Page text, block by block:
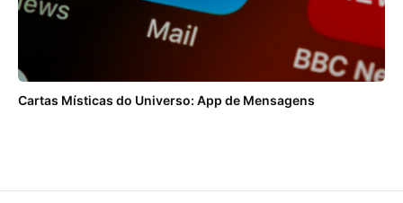
Cartas Místicas do Universo: App de Mensagens